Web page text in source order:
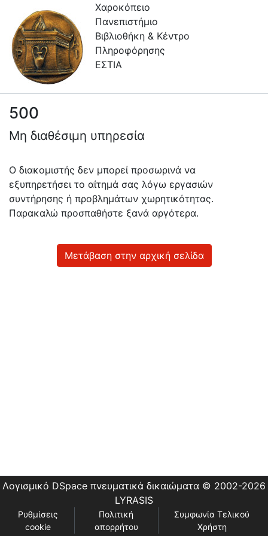
Χαροκόπειο
Πανεπιστήμιο
Βιβλιοθήκη & Κέντρο
Πληροφόρησης
ΕΣΤΙΑ
Πληροφορίες
Επικοινωνία
Υπηρεσίες
Αυτοαπόθεσης
Ανοιχτά
Δεδομένα
500
Μη διαθέσιμη υπηρεσία
Ο διακομιστής δεν μπορεί προσωρινά να
εξυπηρετήσει το αίτημά σας λόγω εργασιών
συντήρησης ή προβλημάτων χωρητικότητας.
Παρακαλώ προσπαθήστε ξανά αργότερα.
Μετάβαση στην αρχική σελίδα
Λογισμικό DSpace πνευματικά δικαιώματα © 2002-2026
LYRASIS
Ρυθμίσεις
cookie
Πολιτική
απορρήτου
Συμφωνία Τελικού
Χρήστη